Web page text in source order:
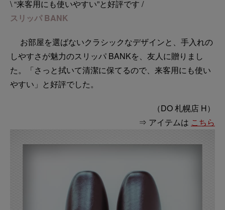
\ “来客用にも使いやすい”と好評です /
スリッパ BANK
お部屋を選ばないクラシックなデザインと、手入れの
しやすさが魅力のスリッパ BANKを、友人に贈りまし
た。「さっと拭いて清潔に保てるので、来客用にも使い
やすい」と好評でした。
（DO 札幌店 H）
⇒ アイテムは こちら